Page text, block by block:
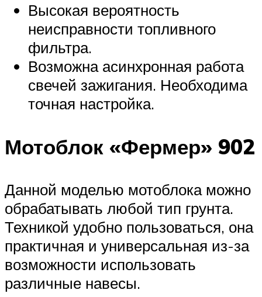
Высокая вероятность
неисправности топливного
фильтра.
Возможна асинхронная работа
свечей зажигания. Необходима
точная настройка.
Мотоблок «Фермер» 902
Данной моделью мотоблока можно
обрабатывать любой тип грунта.
Техникой удобно пользоваться, она
практичная и универсальная из-за
возможности использовать
различные навесы.